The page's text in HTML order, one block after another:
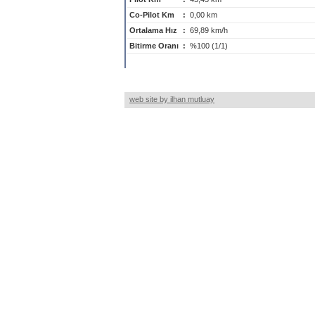
Co-Pilot Km
: 0,00 km
Ortalama Hız
: 69,89 km/h
Bitirme Oranı : %100 (1/1)
web site by ilhan mutluay